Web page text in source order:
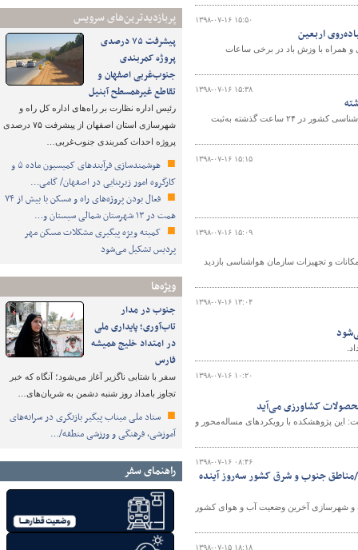
پربازدیدترین‌های سرویس
پیشرفت ۷۵ درصدی
پروژه کمربندی
جنوب‌غربی اصفهان و
تقاطع غیرهمسطح آبنیل
رئیس اداره نظارت بر راه‌های اداره کل راه و
شهرسازی استان اصفهان از پیشرفت ۷۵ درصدی
پروژه احداث کمربندی جنوب‌غربی…
هوشمندسازی فرآیندهای کمیسیون ماده ۵ و
کارگروه امور زیربنایی در اصفهان/ گامی…
فعال بودن پروژه‌های راه و مسکن با بیش از ۷۴
همت در ۱۳ شهرستان شمالی سیستان و…
کمیته ویژه پیگیری مشکلات مسکن مهر
پردیس تشکیل می‌شود
ویژه‌ها
جنوب در مدار
تاب‌آوری؛ پایداری ملی
در امتداد خلیج همیشه
فارس
سفر با شتابی ناگزیر آغاز می‌شود؛ آنگاه که خبر
تجاوز بامداد روز شنبه دشمن به شریان‌های…
ستاد ملی میناب پیگیر بازنگری در سرانه‌های
آموزشی، فرهنگی و ورزشی منطقه/…
راهنمای سفر
۱۳۹۸-۰۷-۱۶ ۱۵:۵۰
اربعین
و همراه با وزش باد در برخی ساعات
۱۳۹۸-۰۷-۱۶ ۱۵:۳۸
مهران در استان ایلام و بابارشانی در استان کردستان گرم‌ترین و خنک‌ترین ایستگاه‌های هواشناسی کشور در ۲۴ ساعت گذشته به‌ثبت
۱۳۹۸-۰۷-۱۶ ۱۵:۱۵
۱۳۹۸-۰۷-۱۶ ۱۵:۰۹
و تجهیزات سازمان هواشناسی بازدید
۱۳۹۸-۰۷-۱۶ ۱۳:۰۴
۱۳۹۸-۰۷-۱۶ ۱۰:۲۰
کشاورزی می‌آید
این پژوهشکده با رویکردهای مساله‌محور و
۱۳۹۸-۰۷-۱۶ ۰۸:۴۶
وزارت راه و شهرسازی از آخرین وضعیت آب و هوای ۱۶ مهر/مناطق جنوب و شرق کشور سه‌روز آینده
و شهرسازی آخرین وضعیت آب و هوای کشور
۱۳۹۸-۰۷-۱۵ ۱۸:۱۸